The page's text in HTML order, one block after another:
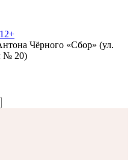
Чёрного «Сбор» (ул.
№ 20)